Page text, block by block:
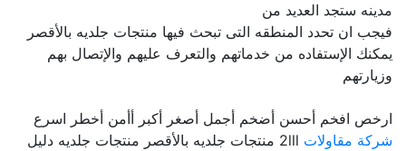
مدينه ستجد العديد من
فيجب ان تحدد المنطقه التى تبحث فيها منتجات جلديه بالأقصر
يمكنك الإستفاده من خدماتهم والتعرف عليهم والإتصال بهم
وزيارتهم
ارخص افخم أحسن أضخم أجمل أصغر أكبر أأمن أخطر اسرع
شركة مقاولات
2lll منتجات جلديه بالأقصر منتجات جلديه دليل